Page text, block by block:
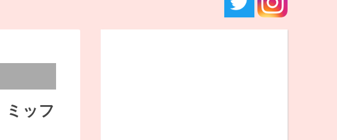
ミッフ